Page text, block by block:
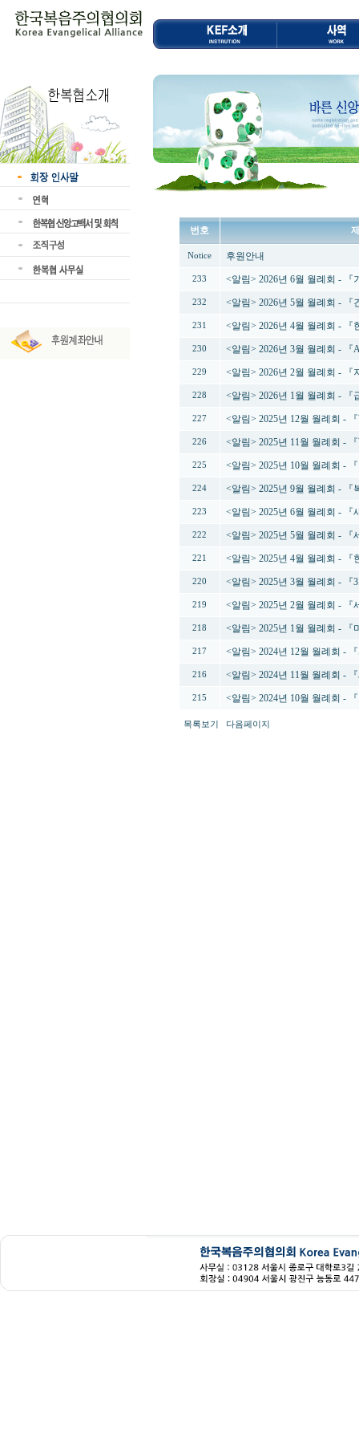
번호
Notice 후원안내
233 <알림> 2026년 6월 월례회 - 『
232 <알림> 2026년 5월 월례회 - 『
231 <알림> 2026년 4월 월례회 - 『
230 <알림> 2026년 3월 월례회 -
229 <알림> 2026년 2월 월례회 -
228 <알림> 2026년 1월 월례회 -
227 <알림> 2025년 12월 월례회 -
226 <알림> 2025년 11월 월례회 -
225 <알림> 2025년 10월 월례회 -
224 <알림> 2025년 9월 월례회 -
223 <알림> 2025년 6월 월례회 -
222 <알림> 2025년 5월 월례회 -
221 <알림> 2025년 4월 월례회 -
220 <알림> 2025년 3월 월례회 - 『
219 <알림> 2025년 2월 월례회 -
218 <알림> 2025년 1월 월례회 -
217 <알림> 2024년 12월 월례회 -
216 <알림> 2024년 11월 월례회 -
215 <알림> 2024년 10월 월례회 -
목록보기 다음페이지